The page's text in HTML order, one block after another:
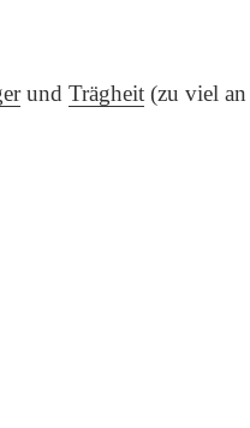
undTrägheit (zu viel